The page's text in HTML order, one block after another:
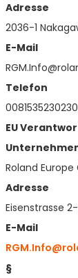
Adresse
2036-1
E-Mail
Telefon
0081535230230
EU
Roland
Adresse
Eisenstrasse
E-Mail
§